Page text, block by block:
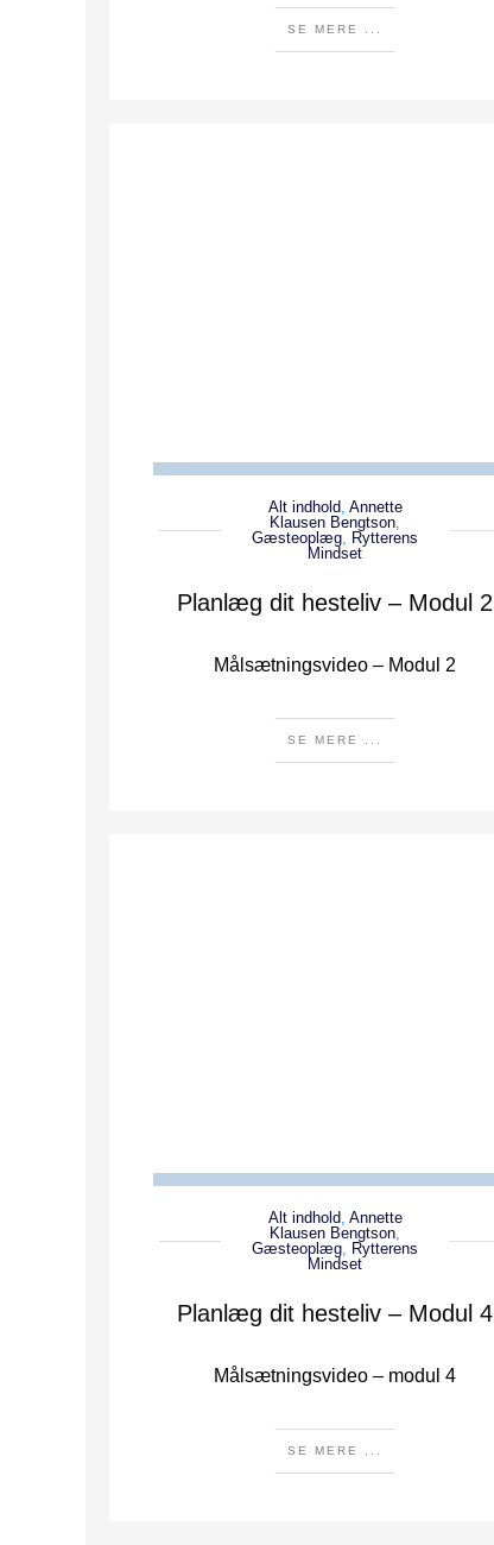
SE MERE ...
Alt indhold, Annette
Klausen Bengtson,
Gæsteoplæg, Rytterens
Mindset
Planlæg dit hesteliv – Modul 2
Målsætningsvideo – Modul 2
SE MERE ...
Alt indhold, Annette
Klausen Bengtson,
Gæsteoplæg, Rytterens
Mindset
Planlæg dit hesteliv – Modul 4
Målsætningsvideo – modul 4
SE MERE ...